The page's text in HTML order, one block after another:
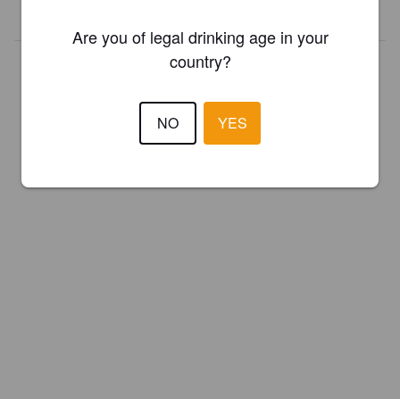
Are you of legal drinking age in your
country?
NO YES